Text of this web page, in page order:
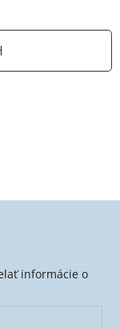
informácie o